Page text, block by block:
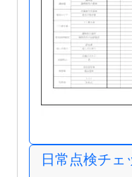
日常点検チェ